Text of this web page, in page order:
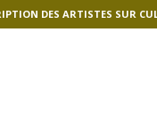
DES ARTISTES SUR